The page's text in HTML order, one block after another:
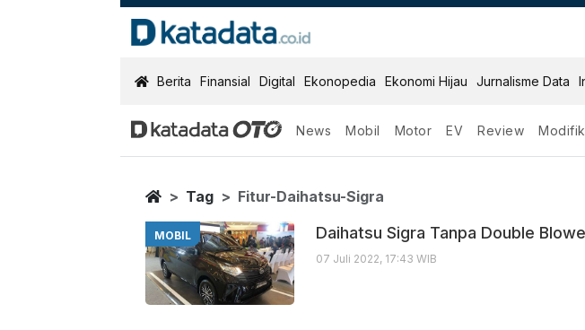
KatadataOTO
Berita Finansial Digital Ekonopedia Ekonomi Hijau Jurnalisme Data
News Mobil Motor EV Review
Fitur Daihatsu Sigra
Berita Terbaru
Home
Tag Fitur-Daihatsu-Sigra
MOBIL Daihatsu Sigra Tanpa Double
07 Juli 2022, 17:43 WIB